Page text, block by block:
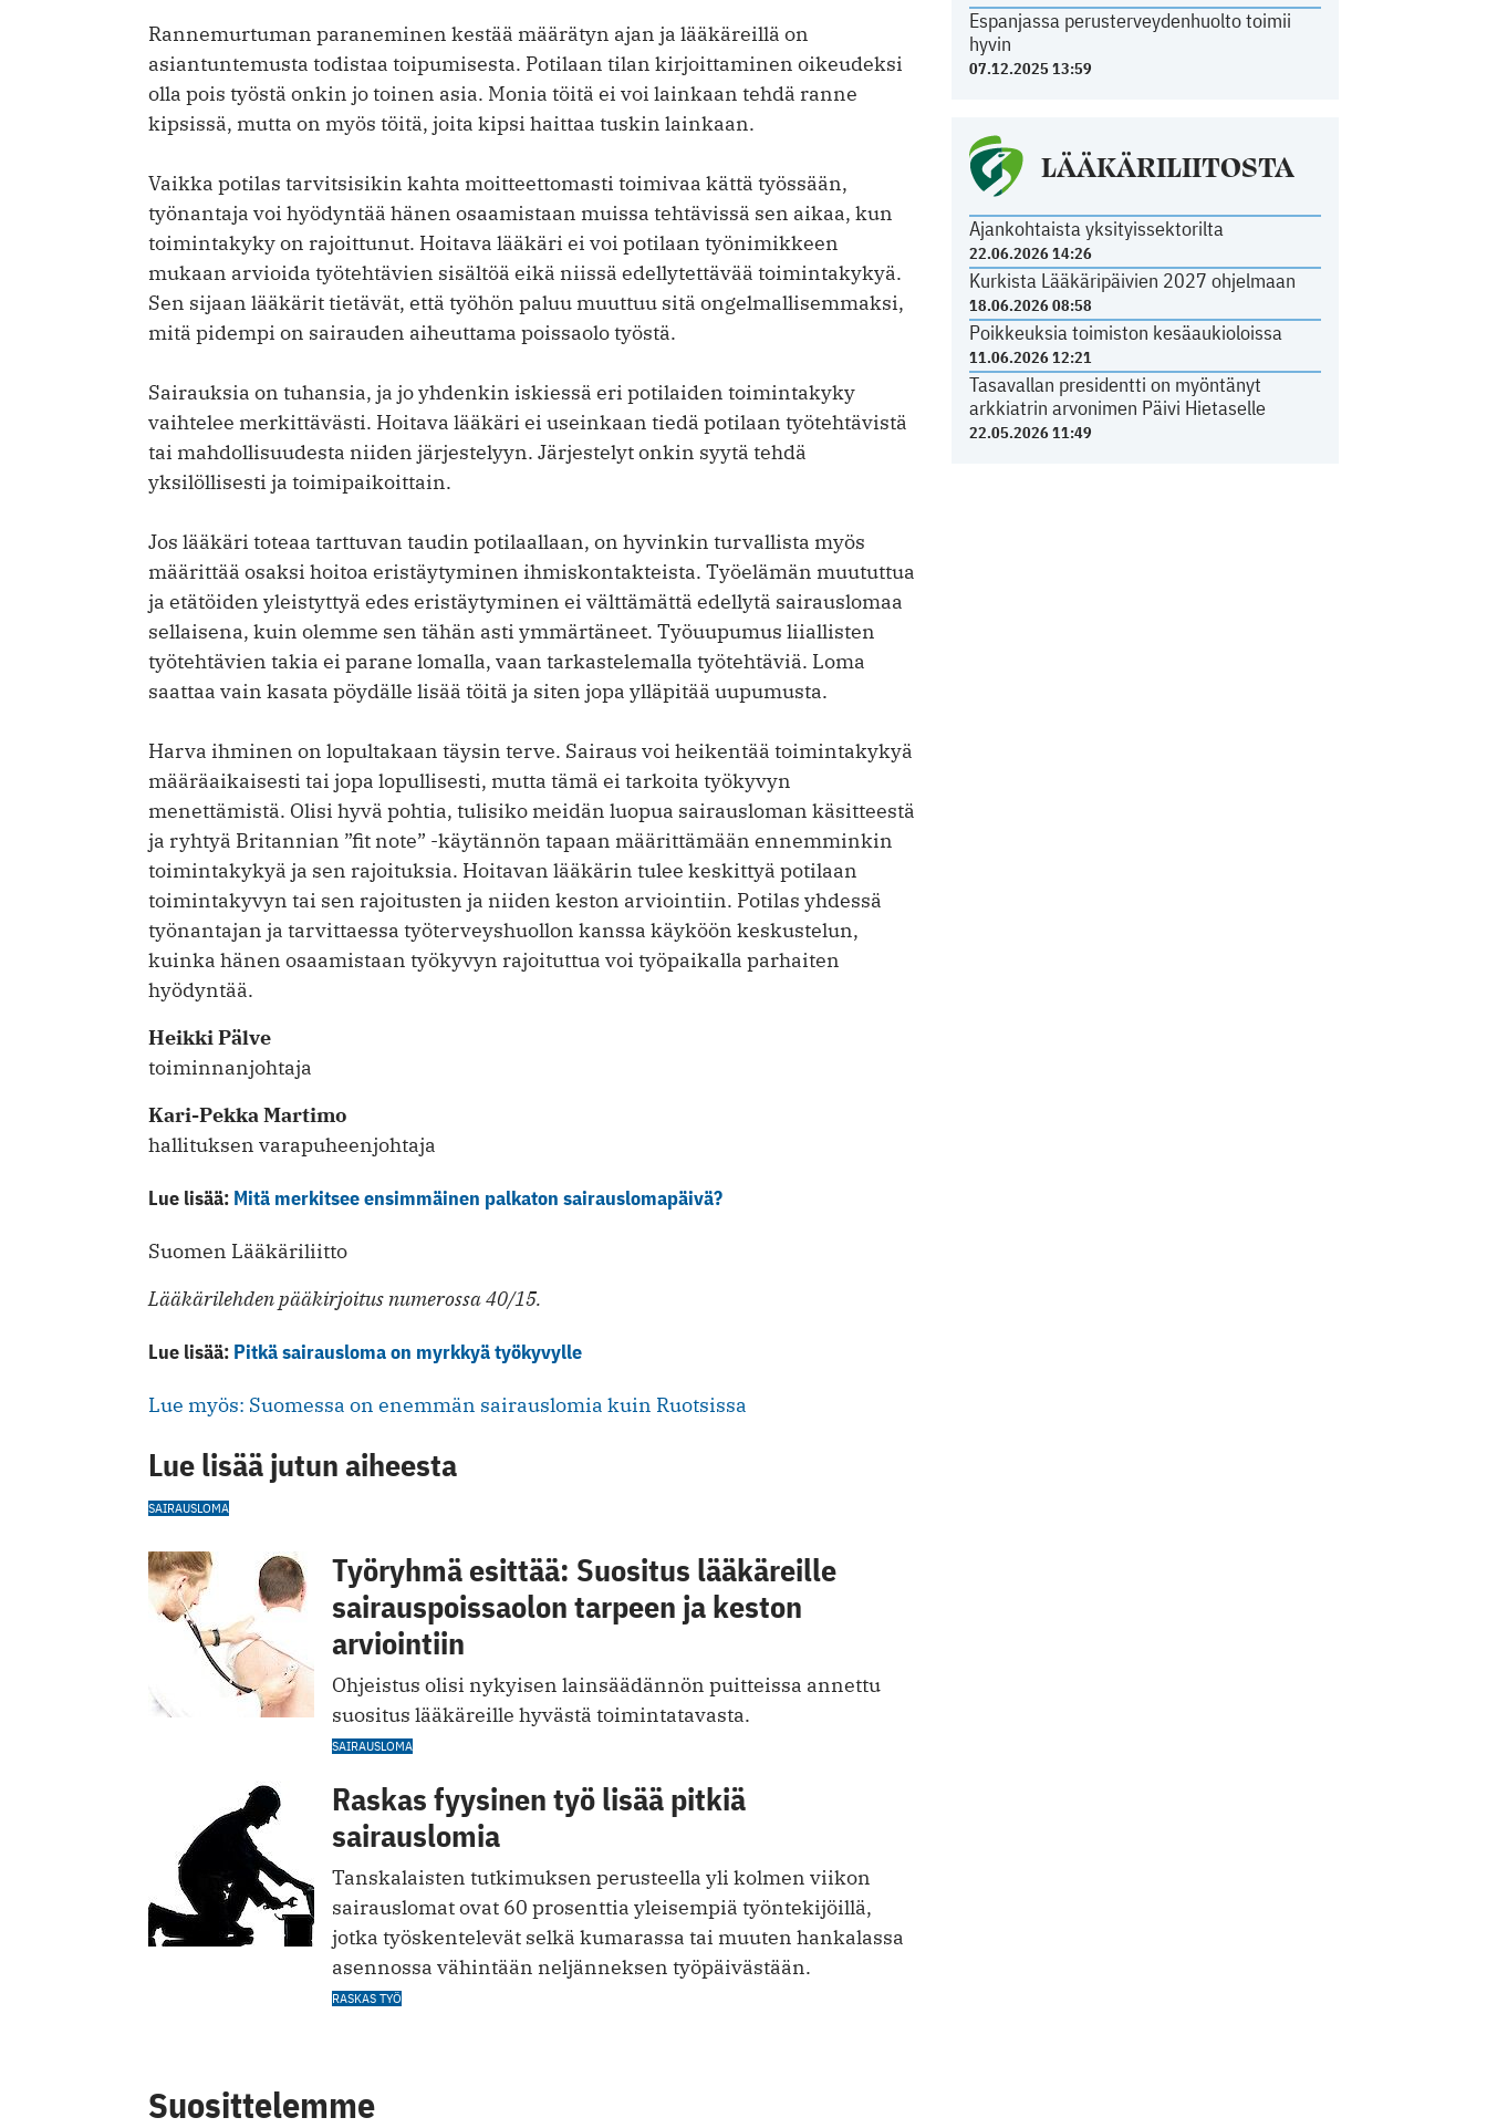
Espanjassa perusterveydenhuolto toimii
hyvin
07.12.2025 13:59
LÄÄKÄRILIITOSTA
Ajankohtaista yksityissektorilta
22.06.2026 14:26
Kurkista Lääkäripäivien 2027 ohjelmaan
18.06.2026 08:58
Poikkeuksia toimiston kesäaukioloissa
11.06.2026 12:21
Tasavallan presidentti on myöntänyt
arkkiatrin arvonimen Päivi Hietaselle
22.05.2026 11:49
Rannemurtuman paraneminen kestää määrätyn ajan ja lääkäreillä on
asiantuntemusta todistaa toipumisesta. Potilaan tilan kirjoittaminen oikeudeksi
olla pois työstä onkin jo toinen asia. Monia töitä ei voi lainkaan tehdä ranne
kipsissä, mutta on myös töitä, joita kipsi haittaa tuskin lainkaan.
Vaikka potilas tarvitsisikin kahta moitteettomasti toimivaa kättä työssään,
työnantaja voi hyödyntää hänen osaamistaan muissa tehtävissä sen aikaa, kun
toimintakyky on rajoittunut. Hoitava lääkäri ei voi potilaan työnimikkeen
mukaan arvioida työtehtävien sisältöä eikä niissä edellytettävää toimintakykyä.
Sen sijaan lääkärit tietävät, että työhön paluu muuttuu sitä ongelmallisemmaksi,
mitä pidempi on sairauden aiheuttama poissaolo työstä.
Sairauksia on tuhansia, ja jo yhdenkin iskiessä eri potilaiden toimintakyky
vaihtelee merkittävästi. Hoitava lääkäri ei useinkaan tiedä potilaan työtehtävistä
tai mahdollisuudesta niiden järjestelyyn. Järjestelyt onkin syytä tehdä
yksilöllisesti ja toimipaikoittain.
Jos lääkäri toteaa tarttuvan taudin potilaallaan, on hyvinkin turvallista myös
määrittää osaksi hoitoa eristäytyminen ihmiskontakteista. Työelämän muututtua
ja etätöiden yleistyttyä edes eristäytyminen ei välttämättä edellytä sai­rauslomaa
sellaisena, kuin olemme sen tähän asti ymmärtäneet. Työuupumus liiallisten
työtehtävien takia ei parane lomalla, vaan tarkastelemalla työtehtäviä. Loma
saattaa vain kasata pöydälle lisää töitä ja siten jopa ylläpitää uupumusta.
Harva ihminen on lopultakaan täysin terve. Sairaus voi heikentää toimintakykyä
määräaikaisesti tai jopa lopullisesti, mutta tämä ei tarkoita työkyvyn
menettämistä. Olisi hyvä pohtia, tulisiko meidän luopua sairausloman käsitteestä
ja ryhtyä Britannian ”fit note” -käytännön tapaan määrittämään ennemminkin
toiminta­kykyä ja sen rajoituksia. Hoitavan lääkärin tulee keskittyä potilaan
toimintakyvyn tai sen rajoitusten ja niiden keston arviointiin. Potilas yhdessä
työnantajan ja tarvittaessa työterveys­huollon kanssa käyköön keskustelun,
kuinka hänen osaamistaan työkyvyn rajoituttua voi työpaikalla parhaiten
hyödyntää.
Heikki Pälve
toiminnanjohtaja
Kari-Pekka Martimo
hallituksen varapuheenjohtaja
Lue lisää: Mitä merkitsee ensimmäinen palkaton sairauslomapäivä?
Suomen Lääkäriliitto
Lääkärilehden pääkirjoitus numerossa 40/15.
Lue lisää: Pitkä sairausloma on myrkkyä työkyvylle
Lue myös: Suomessa on enemmän sairauslomia kuin Ruotsissa
Lue lisää jutun aiheesta
SAIRAUSLOMA
Työryhmä esittää: Suositus lääkäreille
sairauspoissaolon tarpeen ja keston
arviointiin
Ohjeistus olisi nykyisen lainsäädännön puitteissa annettu
suositus lääkäreille hyvästä toimintatavasta.
SAIRAUSLOMA
Raskas fyysinen työ lisää pitkiä
sairauslomia
Tanskalaisten tutkimuksen perusteella yli kolmen viikon
sairauslomat ovat 60 prosenttia yleisempiä työntekijöillä,
jotka työskentelevät selkä kumarassa tai muuten hankalassa
asennossa vähintään neljänneksen työpäivästään.
RASKAS TYÖ
Suosittelemme